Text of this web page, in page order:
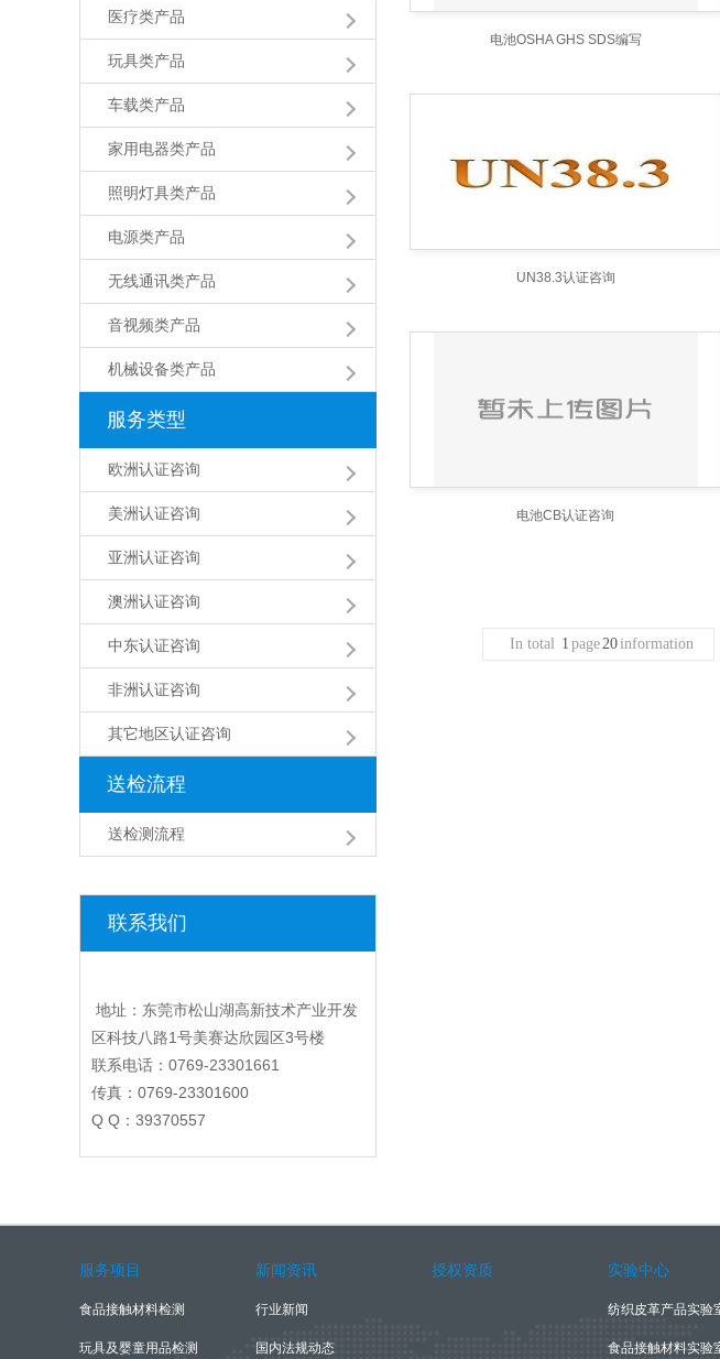
医疗类产品
玩具类产品
车载类产品
家用电器类产品
照明灯具类产品
电源类产品
无线通讯类产品
音视频类产品
机械设备类产品
服务类型
欧洲认证咨询
美洲认证咨询
亚洲认证咨询
澳洲认证咨询
中东认证咨询
非洲认证咨询
其它地区认证咨询
送检流程
送检测流程
联系我们
地址：东莞市松山湖高新技术产业开发
区科技八路1号美赛达欣园区3号楼
联系电话：0769-23301661
传真：0769-23301600
Q Q：39370557
电池OSHA GHS SDS编写
UN38.3认证咨询
电池CB认证咨询
In total 1 page20information
服务项目
食品接触材料检测
玩具及婴童用品检测
新闻资讯
行业新闻
国内法规动态
授权资质 实验中心
纺织皮革产品实验
食品接触材料实验